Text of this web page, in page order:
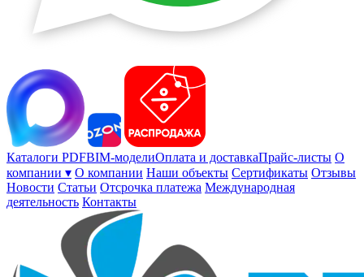
Каталоги PDFBIM-моделиОплата и доставкаПрайс-листы О
компании ▾ О компании Наши объекты Сертификаты Отзывы
Новости Статьи Отсрочка платежа Международная
деятельность Контакты